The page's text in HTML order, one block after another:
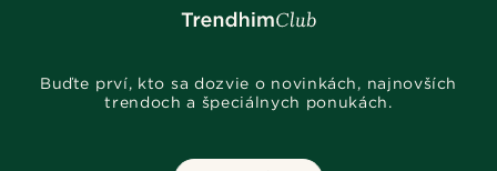
Buďte prví, kto sa dozvie o novinkách, najnovších
trendoch a špeciálnych ponukách.